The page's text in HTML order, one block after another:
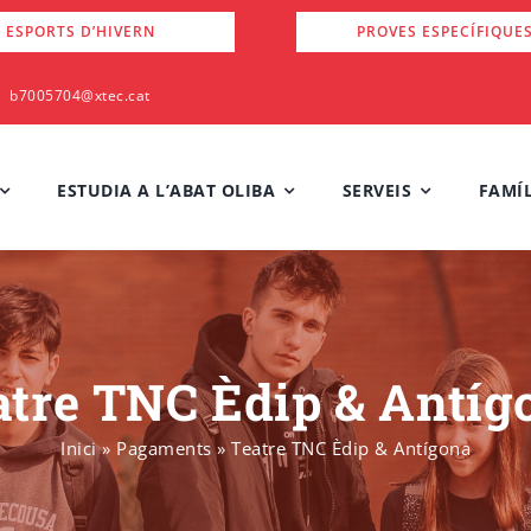
D’HIVERN PROVES
b7005704@xtec.cat
ESTUDIA A L’ABAT OLIBA SERVEIS
TNC Èdip &
Inici» Pagaments» Teatre TNC Èdip & Antígona